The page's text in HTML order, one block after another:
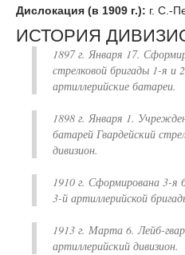
Дислокация (в 1909 г.): г. С.-
ИСТОРИЯ
1897 г. Января 17.
стрелковой бригады 1-я и
артиллерийские батареи.
1898 г. Января 1.
батарей Гвардейский
дивизион.
1910 г. Сформирована 3-я
3-й артиллерийской
1913 г. Марта 6. Лейб-
артиллерийский дивизион.